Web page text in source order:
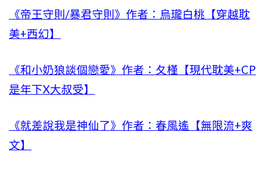
《帝王守則/暴君守則》作者：烏瓏白桃【穿越耽
美+西幻】
《和小奶狼談個戀愛》作者：夂槿【現代耽美+CP
是年下X大叔受】
《就差說我是神仙了》作者：春風遙【無限流+爽
文】